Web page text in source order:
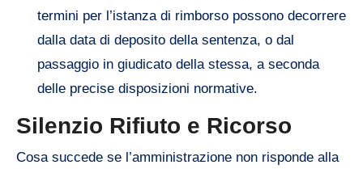
termini per l’istanza di rimborso possono decorrere
dalla data di deposito della sentenza, o dal
passaggio in giudicato della stessa, a seconda
delle precise disposizioni normative.
Silenzio Rifiuto e Ricorso
Cosa succede se l’amministrazione non risponde alla